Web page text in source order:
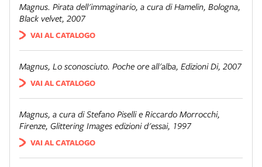
Magnus. Pirata dell'immaginario, a cura di Hamelin, Bologna,
Black velvet, 2007
VAI AL CATALOGO
Magnus, Lo sconosciuto. Poche ore all'alba, Edizioni Di, 2007
VAI AL CATALOGO
Magnus, a cura di Stefano Piselli e Riccardo Morrocchi,
Firenze, Glittering Images edizioni d'essai, 1997
VAI AL CATALOGO